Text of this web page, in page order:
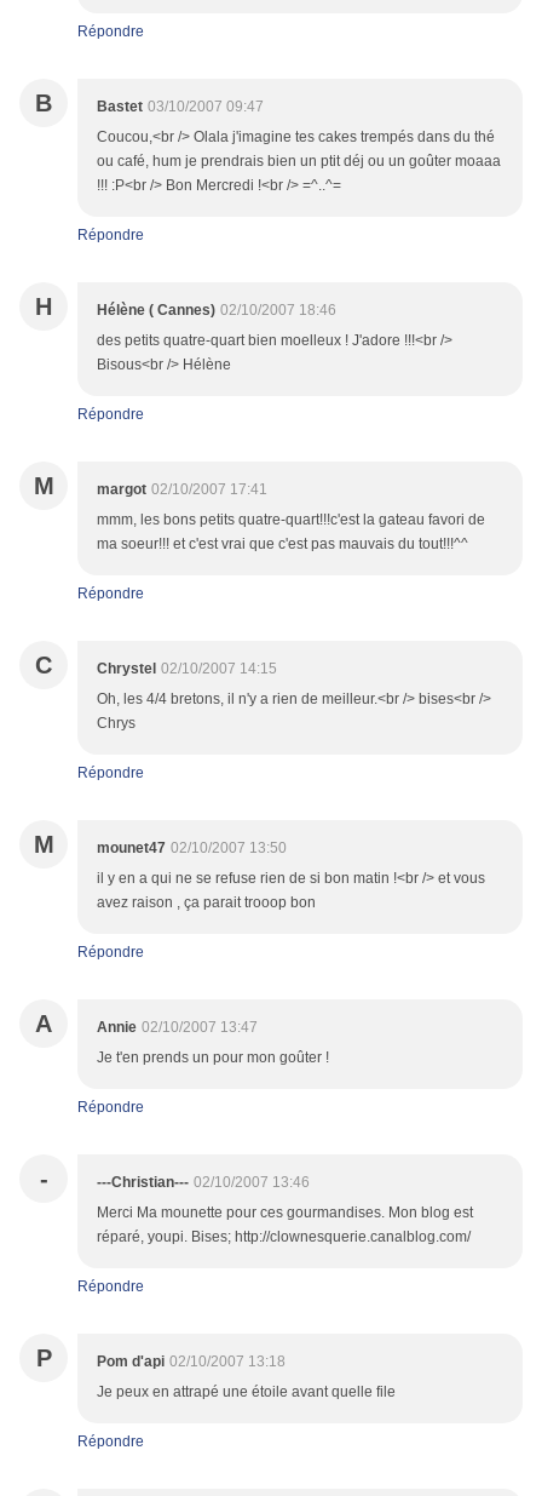
Répondre
B Bastet 03/10/2007 09:47
Coucou,<br /> Olala j'imagine tes cakes trempés dans du thé
ou café, hum je prendrais bien un ptit déj ou un goûter moaaa
!!! :P<br /> Bon Mercredi !<br /> =^..^=
Répondre
H Hélène ( Cannes) 02/10/2007 18:46
des petits quatre-quart bien moelleux ! J'adore !!!<br />
Bisous<br /> Hélène
Répondre
M margot 02/10/2007 17:41
mmm, les bons petits quatre-quart!!!c'est la gateau favori de
ma soeur!!! et c'est vrai que c'est pas mauvais du tout!!!^^
Répondre
C Chrystel 02/10/2007 14:15
Oh, les 4/4 bretons, il n'y a rien de meilleur.<br /> bises<br />
Chrys
Répondre
M mounet47 02/10/2007 13:50
il y en a qui ne se refuse rien de si bon matin !<br /> et vous
avez raison , ça parait trooop bon
Répondre
A Annie 02/10/2007 13:47
Je t'en prends un pour mon goûter !
Répondre
- ---Christian--- 02/10/2007 13:46
Merci Ma mounette pour ces gourmandises. Mon blog est
réparé, youpi. Bises; http://clownesquerie.canalblog.com/
Répondre
P Pom d'api 02/10/2007 13:18
Je peux en attrapé une étoile avant quelle file
Répondre